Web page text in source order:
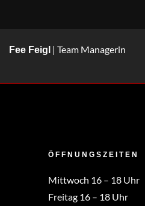
Fee Feigl | Team Managerin
ÖFFNUNGSZEITEN
Mittwoch 16 – 18 Uhr
Freitag 16 – 18 Uhr